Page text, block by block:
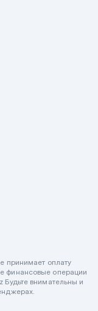
принимает оплату
финансовые операции
Будьте внимательны и